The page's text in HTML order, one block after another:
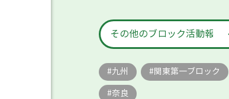
九州 関東第一ブロック
奈良